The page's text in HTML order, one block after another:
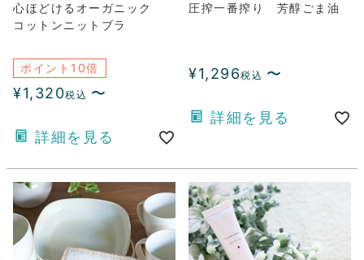
心ほどけるオーガニック
コットンニットブラ
ポイント10倍
¥1,320税込 〜
詳細を見る
圧搾一番搾り 芳醇ごま油
¥1,296税込 〜
詳細を見る